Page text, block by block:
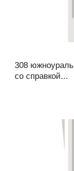
308
со справкой...